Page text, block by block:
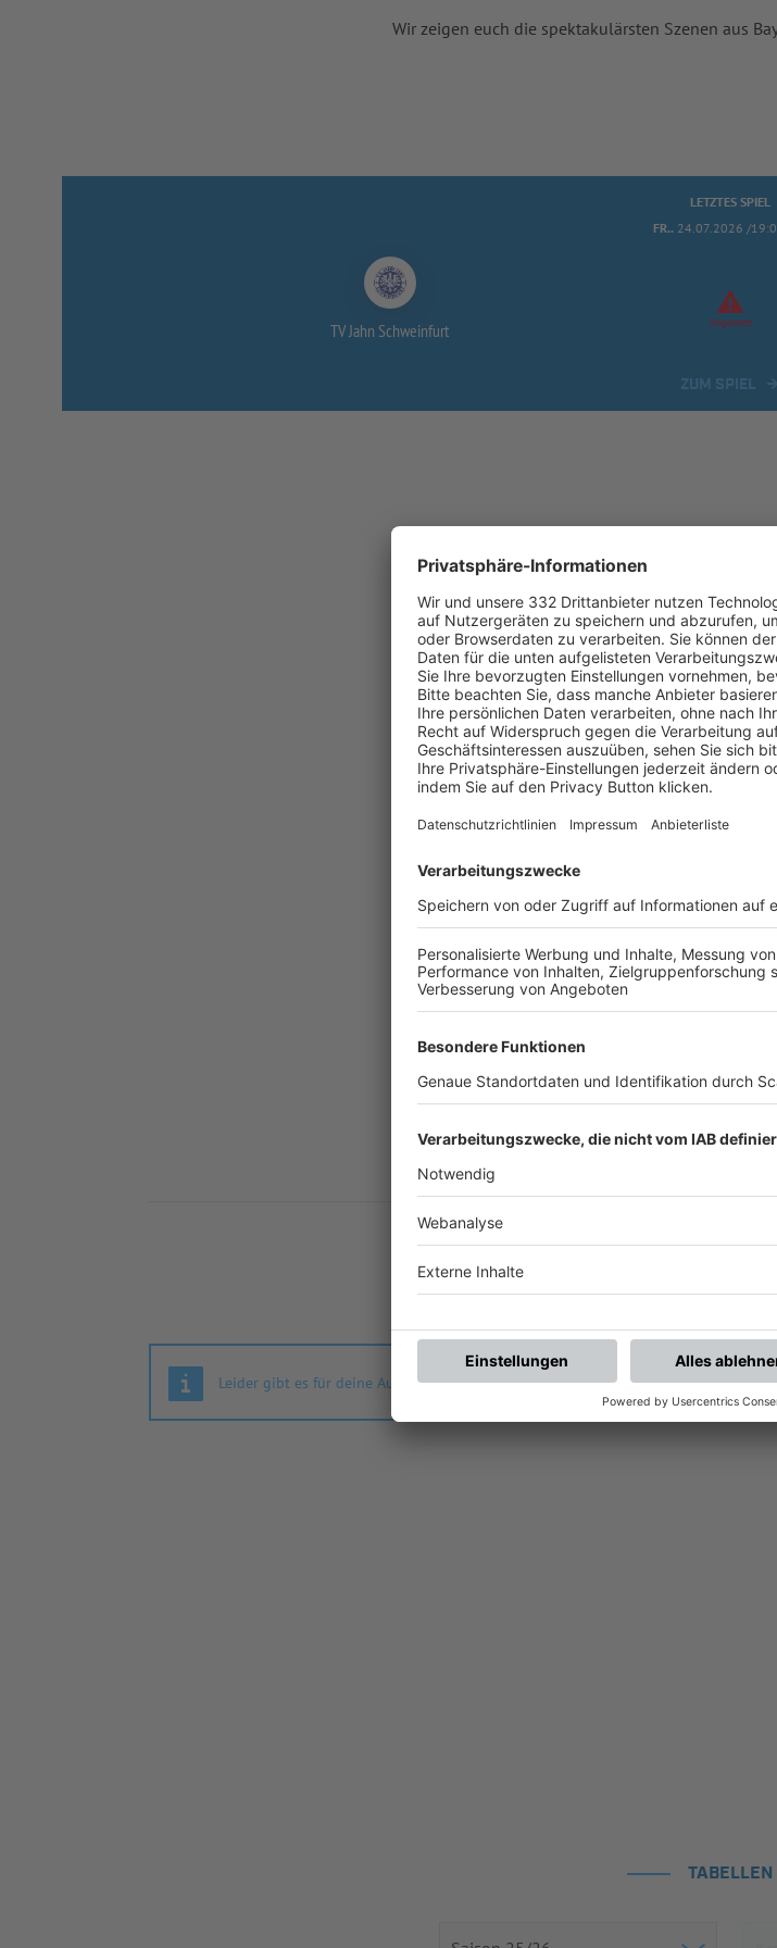
Wir zeigen euch die spektakulärsten Szenen aus
LETZTES SPIEL
FR.. 24.07.2026 /
TV Jahn Schweinfurt Abgesetzt
UNSERE
Nächste Spiele
Leider gibt es für deine Auswahl keine Spiele.
TABELLEN